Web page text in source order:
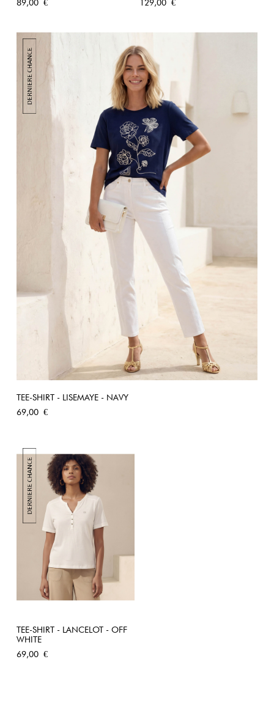
89,00 € 129,00 €
TEE-SHIRT - LISEMAYE - NAVY
Prix
69,00 €
TEE-SHIRT - LANCELOT - OFF
WHITE
Prix
69,00 €